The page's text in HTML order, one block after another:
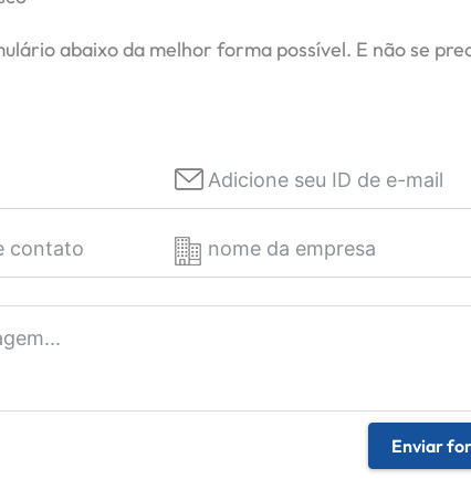
abaixo da melhor forma possível. E não se
Enviar